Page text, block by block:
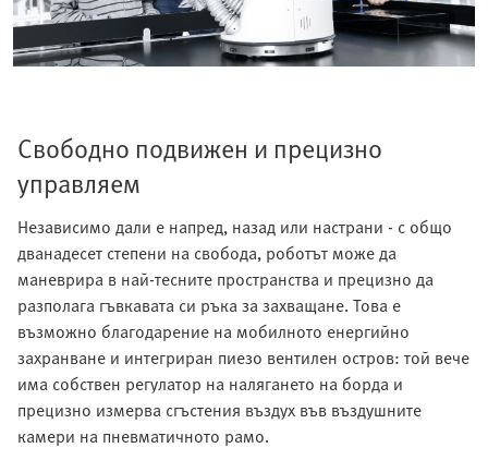
Свободно подвижен и прецизно
управляем
Независимо дали е напред, назад или настрани - с общо
дванадесет степени на свобода, роботът може да
маневрира в най-тесните пространства и прецизно да
разполага гъвкавата си ръка за захващане. Това е
възможно благодарение на мобилното енергийно
захранване и интегриран пиезо вентилен остров: той вече
има собствен регулатор на налягането на борда и
прецизно измерва сгъстения въздух във въздушните
камери на пневматичното рамо.